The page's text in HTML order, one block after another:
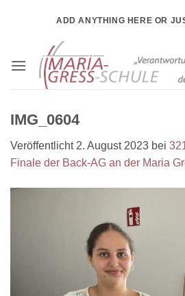
ADD ANYTHING HERE OR
IMG_0604
Veröffentlicht 2. August 2023 bei
Finale der Back-AG an der Maria